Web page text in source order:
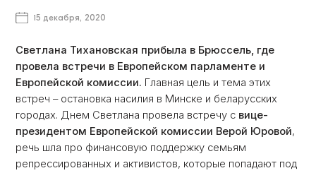
15 декабря, 2020
Светлана Тихановская прибыла в Брюссель, где
провела встречи в Европейском парламенте и
Европейской комиссии. Главная цель и тема этих
встреч – остановка насилия в Минске и беларусских
городах. Днем Светлана провела встречу с вице-
президентом Европейской комиссии Верой Юровой,
речь шла про финансовую поддержку семьям
репрессированных и активистов, которые попадают под